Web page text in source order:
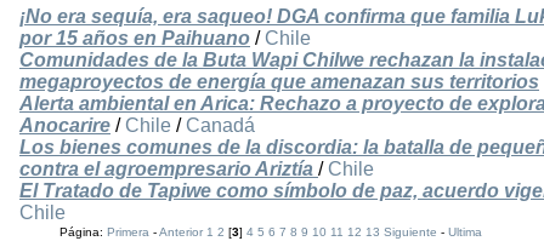
¡No era sequía, era saqueo! DGA confirma que familia
por 15 años en Paihuano / Chile
Comunidades de la Buta Wapi Chilwe rechazan la
megaproyectos de energía que amenazan sus territorios
Alerta ambiental en Arica: Rechazo a proyecto de
Anocarire / Chile / Canadá
Los bienes comunes de la discordia: la batalla de
contra el agroempresario Ariztía / Chile
El Tratado de Tapiwe como símbolo de paz, acuerdo
Chile
Página:Primera -Anterior 1 2 [3]4 5 6 7 8 9 10 11 12 13 Siguiente -Ultima